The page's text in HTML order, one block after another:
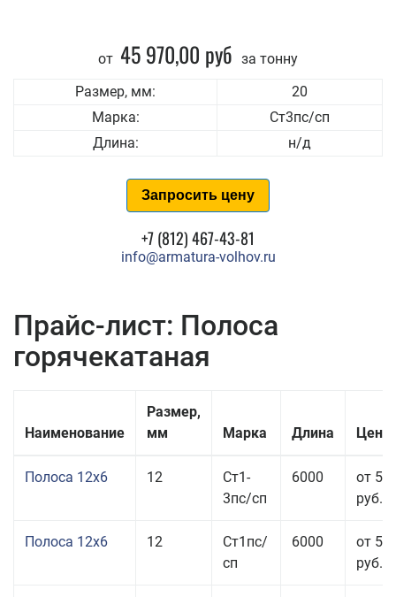
от 45 970,00 руб за тонну
Размер, мм:
20
Марка:
Ст3пс/сп
Длина:
н/д
Запросить цену
+7 (812) 467-43-81
info@armatura-volhov.ru
Прайс-лист: Полоса
горячекатаная
Наименование
Размер,
мм
Марка Длина Цена
Полоса 12x6 12
Ст1-
3пс/сп
6000
от 53
руб.
Полоса 12x6 12
Ст1пс/
сп
6000
от 53
руб.